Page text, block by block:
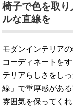
椅子で色を取
ルな直線を
モダンインテリア
コーディネートを
テリアらしさをし
線」で重厚感があ
雰囲気を保ってくれ